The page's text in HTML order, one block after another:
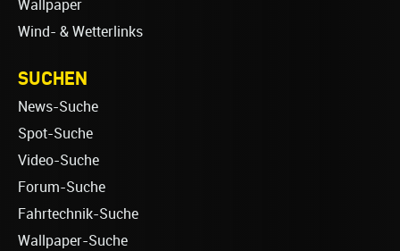
Wallpaper
Wind- & Wetterlinks
SUCHEN
News-Suche
Spot-Suche
Video-Suche
Forum-Suche
Fahrtechnik-Suche
Wallpaper-Suche